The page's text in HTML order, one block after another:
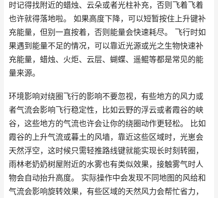
时记得找附近的蜡烛、云朵或者光柱补充，否则飞着飞着
也许就得落地啦。 如果高度下降，可以短暂按住上升键补
充能量，但别一直按着，否则能量会快速耗尽。 飞行时如
果遇到能量不足的情况，可以靠近光源或光之生物快速补
充能量，蜡烛、火炬、云层、蝴蝶、遥鲲等都是常见的能
量来源。
环境影响对绕圈飞行的影响不要忽视，有些地方的风力或
者气流会影响飞行稳定性，比如云野的浮云或者霞谷的峡
谷，这些地方的气流也许会让你的绕圈动作更轻松。 比如
霞谷的上升气流或暮土的风墙，靠近这些区域时，光崽会
天然浮空，这时候只需轻推路线键就能实现长时刻转圈，
雨林老奶奶树屋附近的水雾也有类似效果，接触雾气时人
物会自动抬升高度。 实际操作中会发现不同地图的风给和
气流会影响旋转效果，有些区域的天然风力会帮忙省力，